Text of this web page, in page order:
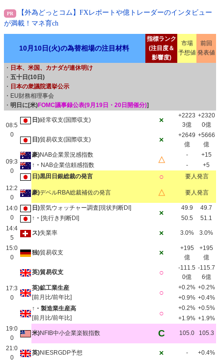
【外為どっとコム】FXレポートや億トレーダーのインタビュー
が満載！マネ育ch
10月10日(火)の為替相場の注目材料
指標ランク
(注目度＆
影響度)
市場
予想値
前回
発表値
・ 日本、米国、カナダが連休明け
・ 五十日(10日)
・ 日本の衆議院選挙公示
・EU財務相理事会
・ 明日に[米)FOMC議事録公表(9月19日・20日開催分)]
08:5
0
日)経常収支(国際収支) ×
+2223
3億
+2320
0億
日)貿易収支(国際収支) ×
+2649
億
+5666
億
09:3
0
豪)NAB企業景況感指数
△
-
+15
↑・ NAB企業信頼感指数 -
+5
日)黒田日銀総裁の発言
○
要人発言
12:2
0
豪)デベルRBA総裁補佐の発言 △ 要人発言
14:0
0
日)景気ウォッチャー調査[現状判断DI]
×
49.9
49.7
↑・ [先行き判断DI] 50.5
51.1
14:4
5
ス)失業率 × 3.0% 3.0%
15:0
0
独)貿易収支 ×
+195
億
+195
億
17:3
0
英)貿易収支 ○
-111.5
0億
-115.7
6億
英)鉱工業生産
[前月比/前年比]
○
+0.2% +0.2%
+0.9% +0.4%
↑・製造業生産高
[前月比/前年比]
○
+0.2% +0.5%
+1.9% +1.9%
19:0
0
米)NFIB中小企業楽観指数 C 105.0 105.3
21:0
0
英)NIESRGDP予想 × - +0.4%